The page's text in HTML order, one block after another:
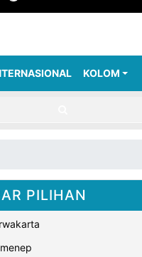
KOLOM
PILIHAN